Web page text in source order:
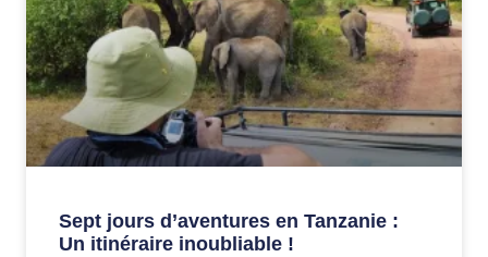
Sept jours d’aventures en Tanzanie :
Un itinéraire inoubliable !